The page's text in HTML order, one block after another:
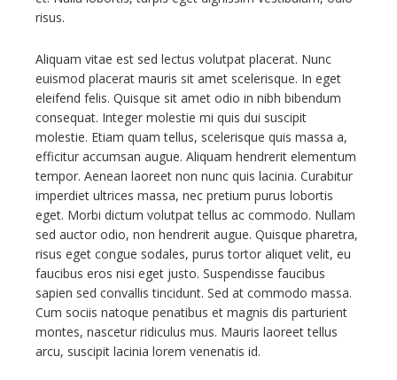
risus.
Aliquam vitae est sed lectus volutpat placerat. Nunc
euismod placerat mauris sit amet scelerisque. In eget
eleifend felis. Quisque sit amet odio in nibh bibendum
consequat. Integer molestie mi quis dui suscipit
molestie. Etiam quam tellus, scelerisque quis massa a,
efficitur accumsan augue. Aliquam hendrerit elementum
tempor. Aenean laoreet non nunc quis lacinia. Curabitur
imperdiet ultrices massa, nec pretium purus lobortis
eget. Morbi dictum volutpat tellus ac commodo. Nullam
sed auctor odio, non hendrerit augue. Quisque pharetra,
risus eget congue sodales, purus tortor aliquet velit, eu
faucibus eros nisi eget justo. Suspendisse faucibus
sapien sed convallis tincidunt. Sed at commodo massa.
Cum sociis natoque penatibus et magnis dis parturient
montes, nascetur ridiculus mus. Mauris laoreet tellus
arcu, suscipit lacinia lorem venenatis id.